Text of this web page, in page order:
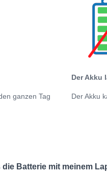
ganzen Tag
Der Akku
Der Akku
Batterie mit meinem